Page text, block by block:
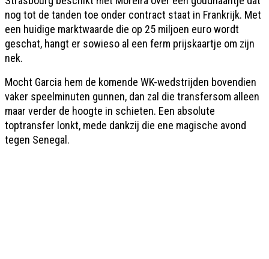
nog tot de tanden toe onder contract staat in Frankrijk. Met
een huidige marktwaarde die op 25 miljoen euro wordt
geschat, hangt er sowieso al een ferm prijskaartje om zijn
nek.
Mocht Garcia hem de komende WK-wedstrijden bovendien
vaker speelminuten gunnen, dan zal die transfersom alleen
maar verder de hoogte in schieten. Een absolute
toptransfer lonkt, mede dankzij die ene magische avond
tegen Senegal.